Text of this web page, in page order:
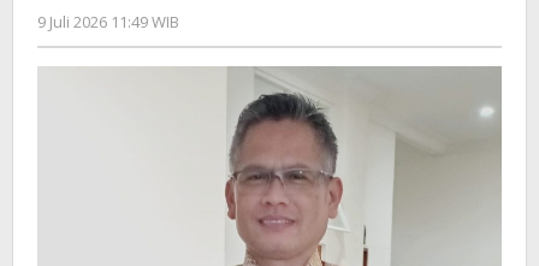
Terisi
Awal
Agustus
9 Juli 2026 11:49 WIB
Imam
WD